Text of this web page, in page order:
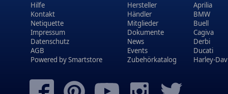
Hilfe
Kontakt
Netiquette
Impressum
Datenschutz
AGB
Powered bySmartstore
Hersteller
Händler
Mitglieder
Dokumente
News
Events
Zubehörkatalog
Aprilia
BMW
Buell
Cagiva
Derbi
Ducati
Harley-